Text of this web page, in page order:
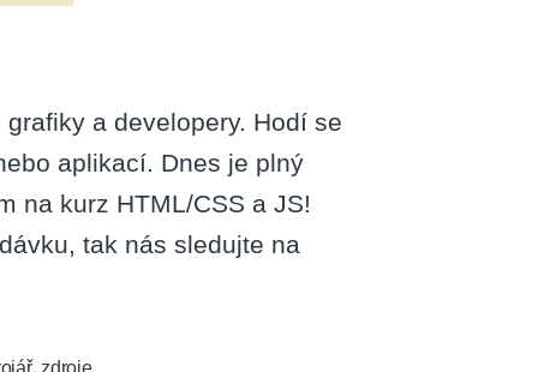
a developery. Hodí se
aplikací. Dnes je plný
na kurz HTML/CSS a JS!
tak nás sledujte na
,zdroje